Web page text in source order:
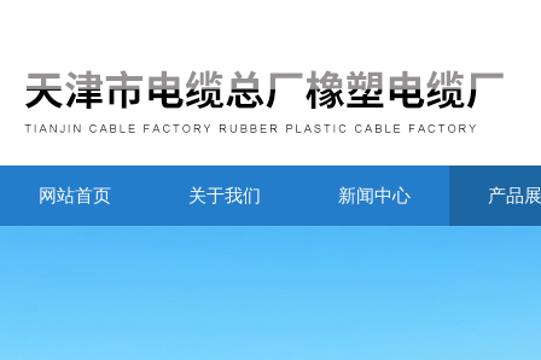
网站首页 关于我们 新闻中心 产品